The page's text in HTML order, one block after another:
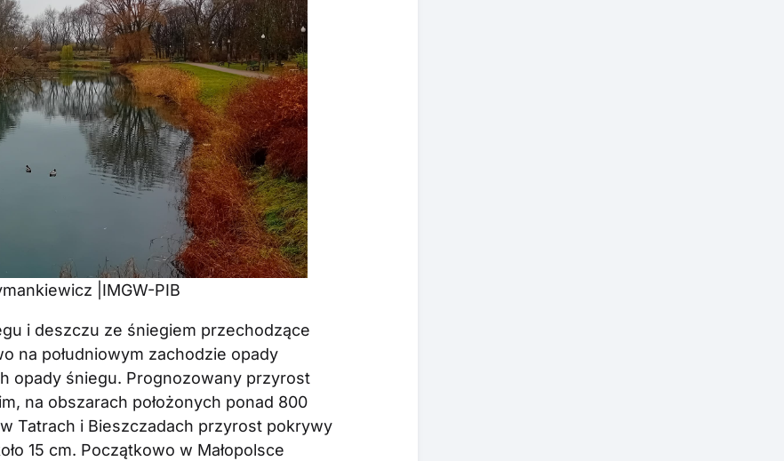
|IMGW-PIB
i deszczu ze śniegiem przechodzące
na południowym zachodzie opady
opady śniegu. Prognozowany przyrost
na obszarach położonych ponad 800
Tatrach i Bieszczadach przyrost pokrywy
15 cm. Początkowo w Małopolsce